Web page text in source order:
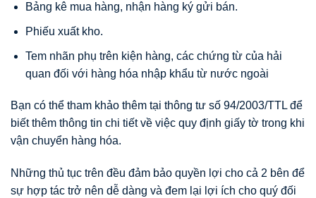
Bảng kê mua hàng, nhận hàng ký gửi bán.
Phiếu xuất kho.
Tem nhãn phụ trên kiện hàng, các chứng từ của hải
quan đối với hàng hóa nhập khẩu từ nước ngoài
Bạn có thể tham khảo thêm tại thông tư số 94/2003/TTL để
biết thêm thông tin chi tiết về việc quy định giấy tờ trong khi
vận chuyển hàng hóa.
Những thủ tục trên đều đảm bảo quyền lợi cho cả 2 bên để
sự hợp tác trở nên dễ dàng và đem lại lợi ích cho quý đối